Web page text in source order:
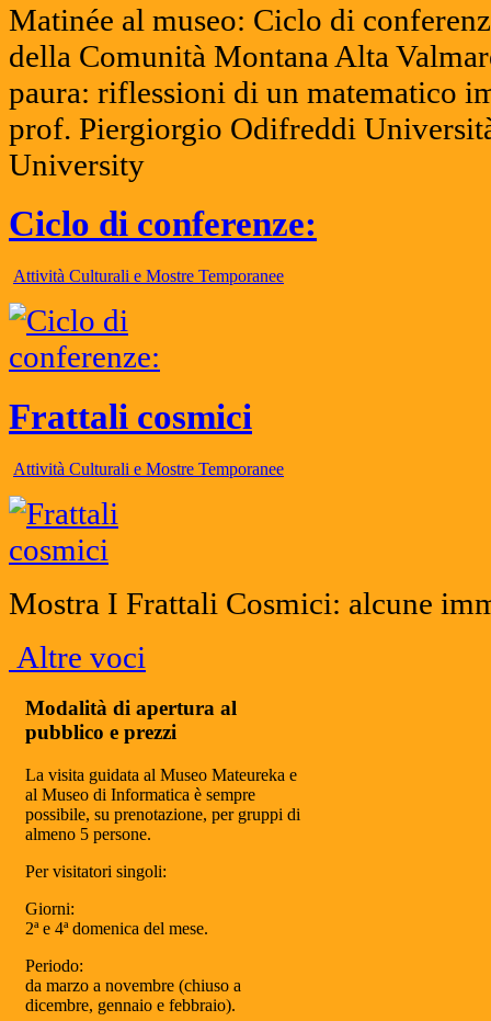
Matinée al museo: Ciclo di
della Comunità Montana Alta
paura: riflessioni di un matematico
prof. Piergiorgio Odifreddi
University
Ciclo di conferenze:
Attività Culturali e Mostre Temporanee
Frattali cosmici
Attività Culturali e Mostre Temporanee
Mostra I Frattali Cosmici: alcune
Altre voci
Modalità di apertura al
pubblico e prezzi
La visita guidata al Museo Mateureka e
al Museo di Informatica è sempre
possibile, su prenotazione, per gruppi di
almeno 5 persone.
Per visitatori singoli:
Giorni:
2ª e 4ª domenica del mese.
Periodo:
da marzo a novembre (chiuso a
dicembre, gennaio e febbraio).